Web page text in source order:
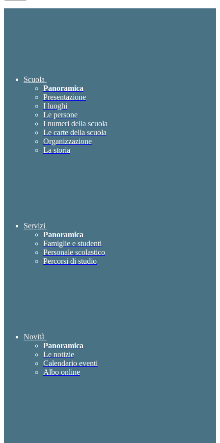
Scuola
Panoramica
Presentazione
I luoghi
Le persone
I numeri della scuola
Le carte della scuola
Organizzazione
La storia
Servizi
Panoramica
Famiglie e studenti
Personale scolastico
Percorsi di studio
Novità
Panoramica
Le notizie
Calendario eventi
Albo online